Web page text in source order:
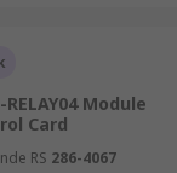
RELAY04 Module
Card
RS 286-4067